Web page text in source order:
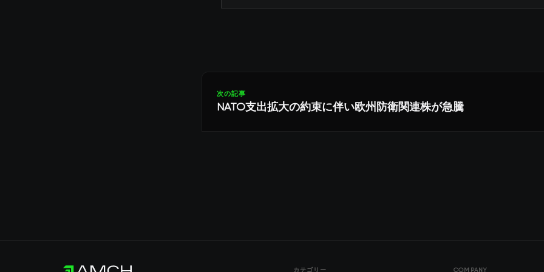
次の記事
NATO支出拡大の約束に伴い欧州防衛関連株が急騰
カテゴリー COMPANY